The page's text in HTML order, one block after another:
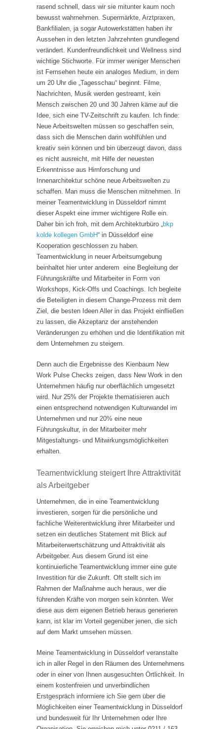
rasend schnell, dass wir sie mitunter kaum noch
bewusst wahrnehmen. Supermärkte, Arztpraxen,
Bankfilialen, ja sogar Autowerkstätten haben ihr
Aussehen in den letzten Jahrzehnten grundlegend
verändert. Kundenfreundlichkeit und Wellness sind
wichtige Stichworte. Für immer weniger Menschen
ist Fernsehen heute ein analoges Medium, in dem
um 20 Uhr die „Tagesschau“ beginnt. Filme,
Nachrichten, Musik werden gestreamt, kein
Mensch zwischen 20 und 30 Jahren käme auf die
Idee, sich eine TV-Zeitschrift zu kaufen. Ich finde:
Neue Arbeitswelten müssen so geschaffen sein,
dass sich die Menschen darin wohlfühlen und
kreativ sein können und bin überzeugt davon, dass
es nicht ausreicht, mit Hilfe der neuesten
Erkenntnisse aus Hirnforschung und
Innenarchitektur schöne neue Arbeitswelten zu
schaffen. Man muss die Menschen mitnehmen. In
meiner Teamentwicklung in Düsseldorf nimmt
dieser Aspekt eine immer wichtigere Rolle ein.
Daher bin ich froh, mit dem Architekturbüro „bkp
kolde kollegen GmbH“ in Düsseldorf eine
Kooperation geschlossen zu haben.
Teamentwicklung in neuer Arbeitsumgebung
beinhaltet hier unter anderem eine Begleitung der
Führungskräfte und Mitarbeiter in Form von
Workshops, Kick-Offs und Coachings. Ich begleite
die Beteiligten in diesem Change-Prozess mit dem
Ziel, die besten Ideen Aller in das Projekt einfließen
zu lassen, die Akzeptanz der anstehenden
Veränderungen zu erhöhen und die Identifikation mit
dem Unternehmen zu steigern.
Denn auch die Ergebnisse des Kienbaum New
Work Pulse Checks zeigen, dass New Work in den
Unternehmen häufig nur oberflächlich umgesetzt
wird. Nur 25% der Projekte thematisieren auch
einen entsprechend notwendigen Kulturwandel im
Unternehmen und nur 20% eine neue
Führungskultur, in der Mitarbeiter mehr
Mitgestaltungs- und Mitwirkungsmöglichkeiten
erhalten.
Teamentwicklung steigert Ihre Attraktivität
als Arbeitgeber
Unternehmen, die in eine Teamentwicklung
investieren, sorgen für die persönliche und
fachliche Weiterentwicklung ihrer Mitarbeiter und
setzen ein deutliches Statement mit Blick auf
Mitarbeiterwertschätzung und Attraktivität als
Arbeitgeber. Aus diesem Grund ist eine
kontinuierliche Teamentwicklung immer eine gute
Investition für die Zukunft. Oft stellt sich im
Rahmen der Maßnahme auch heraus, wer die
führenden Kräfte von morgen sein könnten. Wer
diese aus dem eigenen Betrieb heraus generieren
kann, ist klar im Vorteil gegenüber jenen, die sich
auf dem Markt umsehen müssen.
Meine Teamentwicklung in Düsseldorf veranstalte
ich in aller Regel in den Räumen des Unternehmens
oder in einer von Ihnen ausgesuchten Örtlichkeit. In
einem kostenfreien und unverbindlichen
Erstgespräch informiere ich Sie gern über die
Möglichkeiten einer Teamentwicklung in Düsseldorf
und bundesweit für Ihr Unternehmen oder Ihre